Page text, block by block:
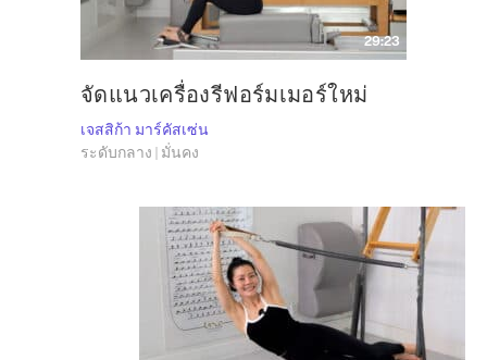
29:23
จัดแนวเครื่องรีฟอร์มเมอร์ใหม่
เจสสิก้า มาร์คัสเซ่น
ระดับกลาง | มั่นคง